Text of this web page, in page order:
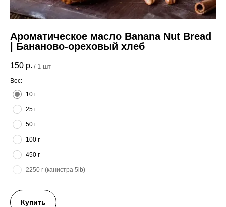
Ароматическое масло Banana Nut Bread
| Бананово-ореховый хлеб
150 р. / 1 шт
Вес:
10 г
25 г
50 г
100 г
450 г
2250 г (канистра 5lb)
Купить